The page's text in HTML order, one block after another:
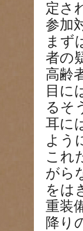
定さ
参加
まず
者の
高齢
目に
るそ
耳に
よう
これ
がら
をは
重装
降り